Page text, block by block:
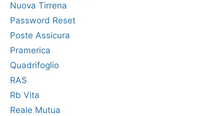
Nuova Tirrena
Password Reset
Poste Assicura
Pramerica
Quadrifoglio
RAS
Rb Vita
Reale Mutua